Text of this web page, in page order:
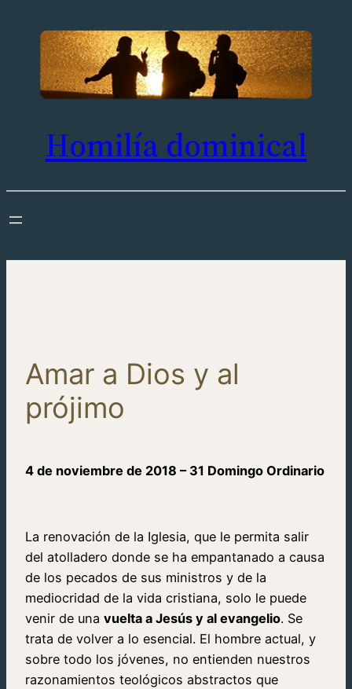
contenido
Homilía dominical
Amar a Dios y al
prójimo
4 de noviembre de 2018 – 31 Domingo Ordinario
La renovación de la Iglesia, que le permita salir
del atolladero donde se ha empantanado a causa
de los pecados de sus ministros y de la
mediocridad de la vida cristiana, solo le puede
venir de una vuelta a Jesús y al evangelio. Se
trata de volver a lo esencial. El hombre actual, y
sobre todo los jóvenes, no entienden nuestros
razonamientos teológicos abstractos que